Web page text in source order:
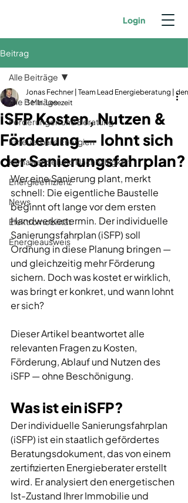
Login
Beitrag
Alle Beiträge
Förderungen und Beratung
Erneuerbare Energien
Klimawandel und Nachhaltigkeit
Energieeffizienz
News
Elektromobilität
Energieausweis
Alle Beiträge
iSFP Kosten, Nutzen &
Förderung — lohnt sich
der Sanierungsfahrplan?
Jonas Fechner | Team Lead Energieberatung |
3 Min. Lesezeit
Wer eine Sanierung plant, merkt
schnell: Die eigentliche Baustelle
beginnt oft lange vor dem ersten
Handwerkertermin. Der individuelle
Sanierungsfahrplan (iSFP) soll
Ordnung in diese Planung bringen —
und gleichzeitig mehr Förderung
sichern. Doch was kostet er wirklich,
was bringt er konkret, und wann lohnt
er sich?
Dieser Artikel beantwortet alle
relevanten Fragen zu Kosten,
Förderung, Ablauf und Nutzen des
iSFP — ohne Beschönigung.
Was ist ein iSFP?
Der individuelle Sanierungsfahrplan
(iSFP) ist ein staatlich gefördertes
Beratungsdokument, das von einem
zertifizierten Energieberater erstellt
wird. Er analysiert den energetischen
Ist-Zustand Ihrer Immobilie und